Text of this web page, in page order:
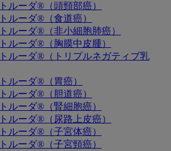
ルーダ®（頭頸部癌）
ルーダ®（食道癌）
ルーダ®（非小細胞肺癌）
ルーダ®（胸膜中皮腫）
ルーダ®（トリプルネガティブ乳
ルーダ®（胃癌）
ルーダ®（胆道癌）
ルーダ®（腎細胞癌）
ルーダ®（尿路上皮癌）
ルーダ®（子宮体癌）
ルーダ®（子宮頸癌）